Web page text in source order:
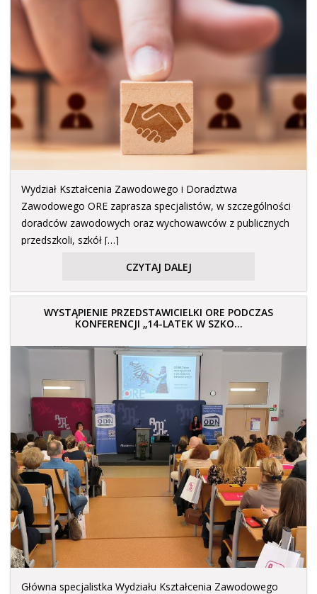
Wydział Kształcenia Zawodowego i Doradztwa
Zawodowego ORE zaprasza specjalistów, w szczególności
doradców zawodowych oraz wychowawców z publicznych
przedszkoli, szkół […]
CZYTAJ DALEJ
WYSTĄPIENIE PRZEDSTAWICIELKI ORE PODCZAS
KONFERENCJI „14-LATEK W SZKO...
Główna specjalistka Wydziału Kształcenia Zawodowego